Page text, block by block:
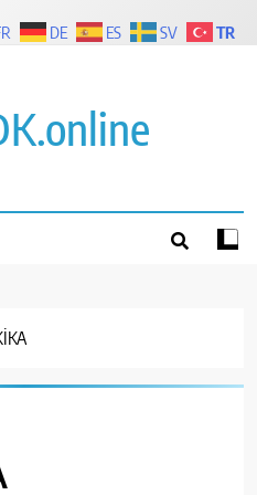
DE ES SV TR